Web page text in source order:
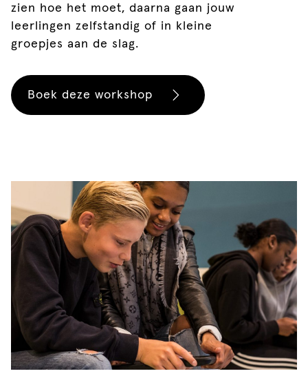
zien hoe het moet, daarna gaan jouw
leerlingen zelfstandig of in kleine
groepjes aan de slag.
Boek deze workshop